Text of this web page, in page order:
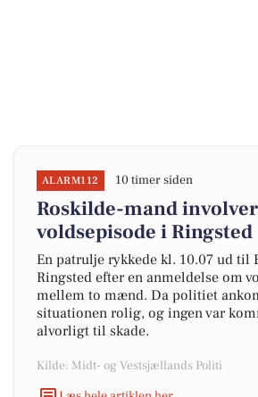
ALARM112 10 timer siden
Roskilde-mand
voldsepisode i Ringsted
En patrulje rykkede kl. 10.07 ud til
Ringsted efter en anmeldelse om
mellem to mænd. Da politiet
situationen rolig, og ingen var
alvorligt til skade.
Kilde: Midt- og Vestsjællands Politi